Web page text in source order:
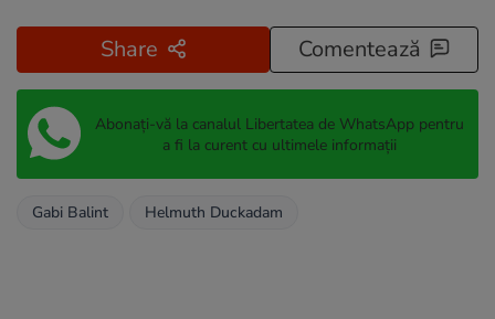
Share Comentează
Abonați-vă la canalul Libertatea de WhatsApp pentru
a fi la curent cu ultimele informații
Gabi Balint Helmuth Duckadam